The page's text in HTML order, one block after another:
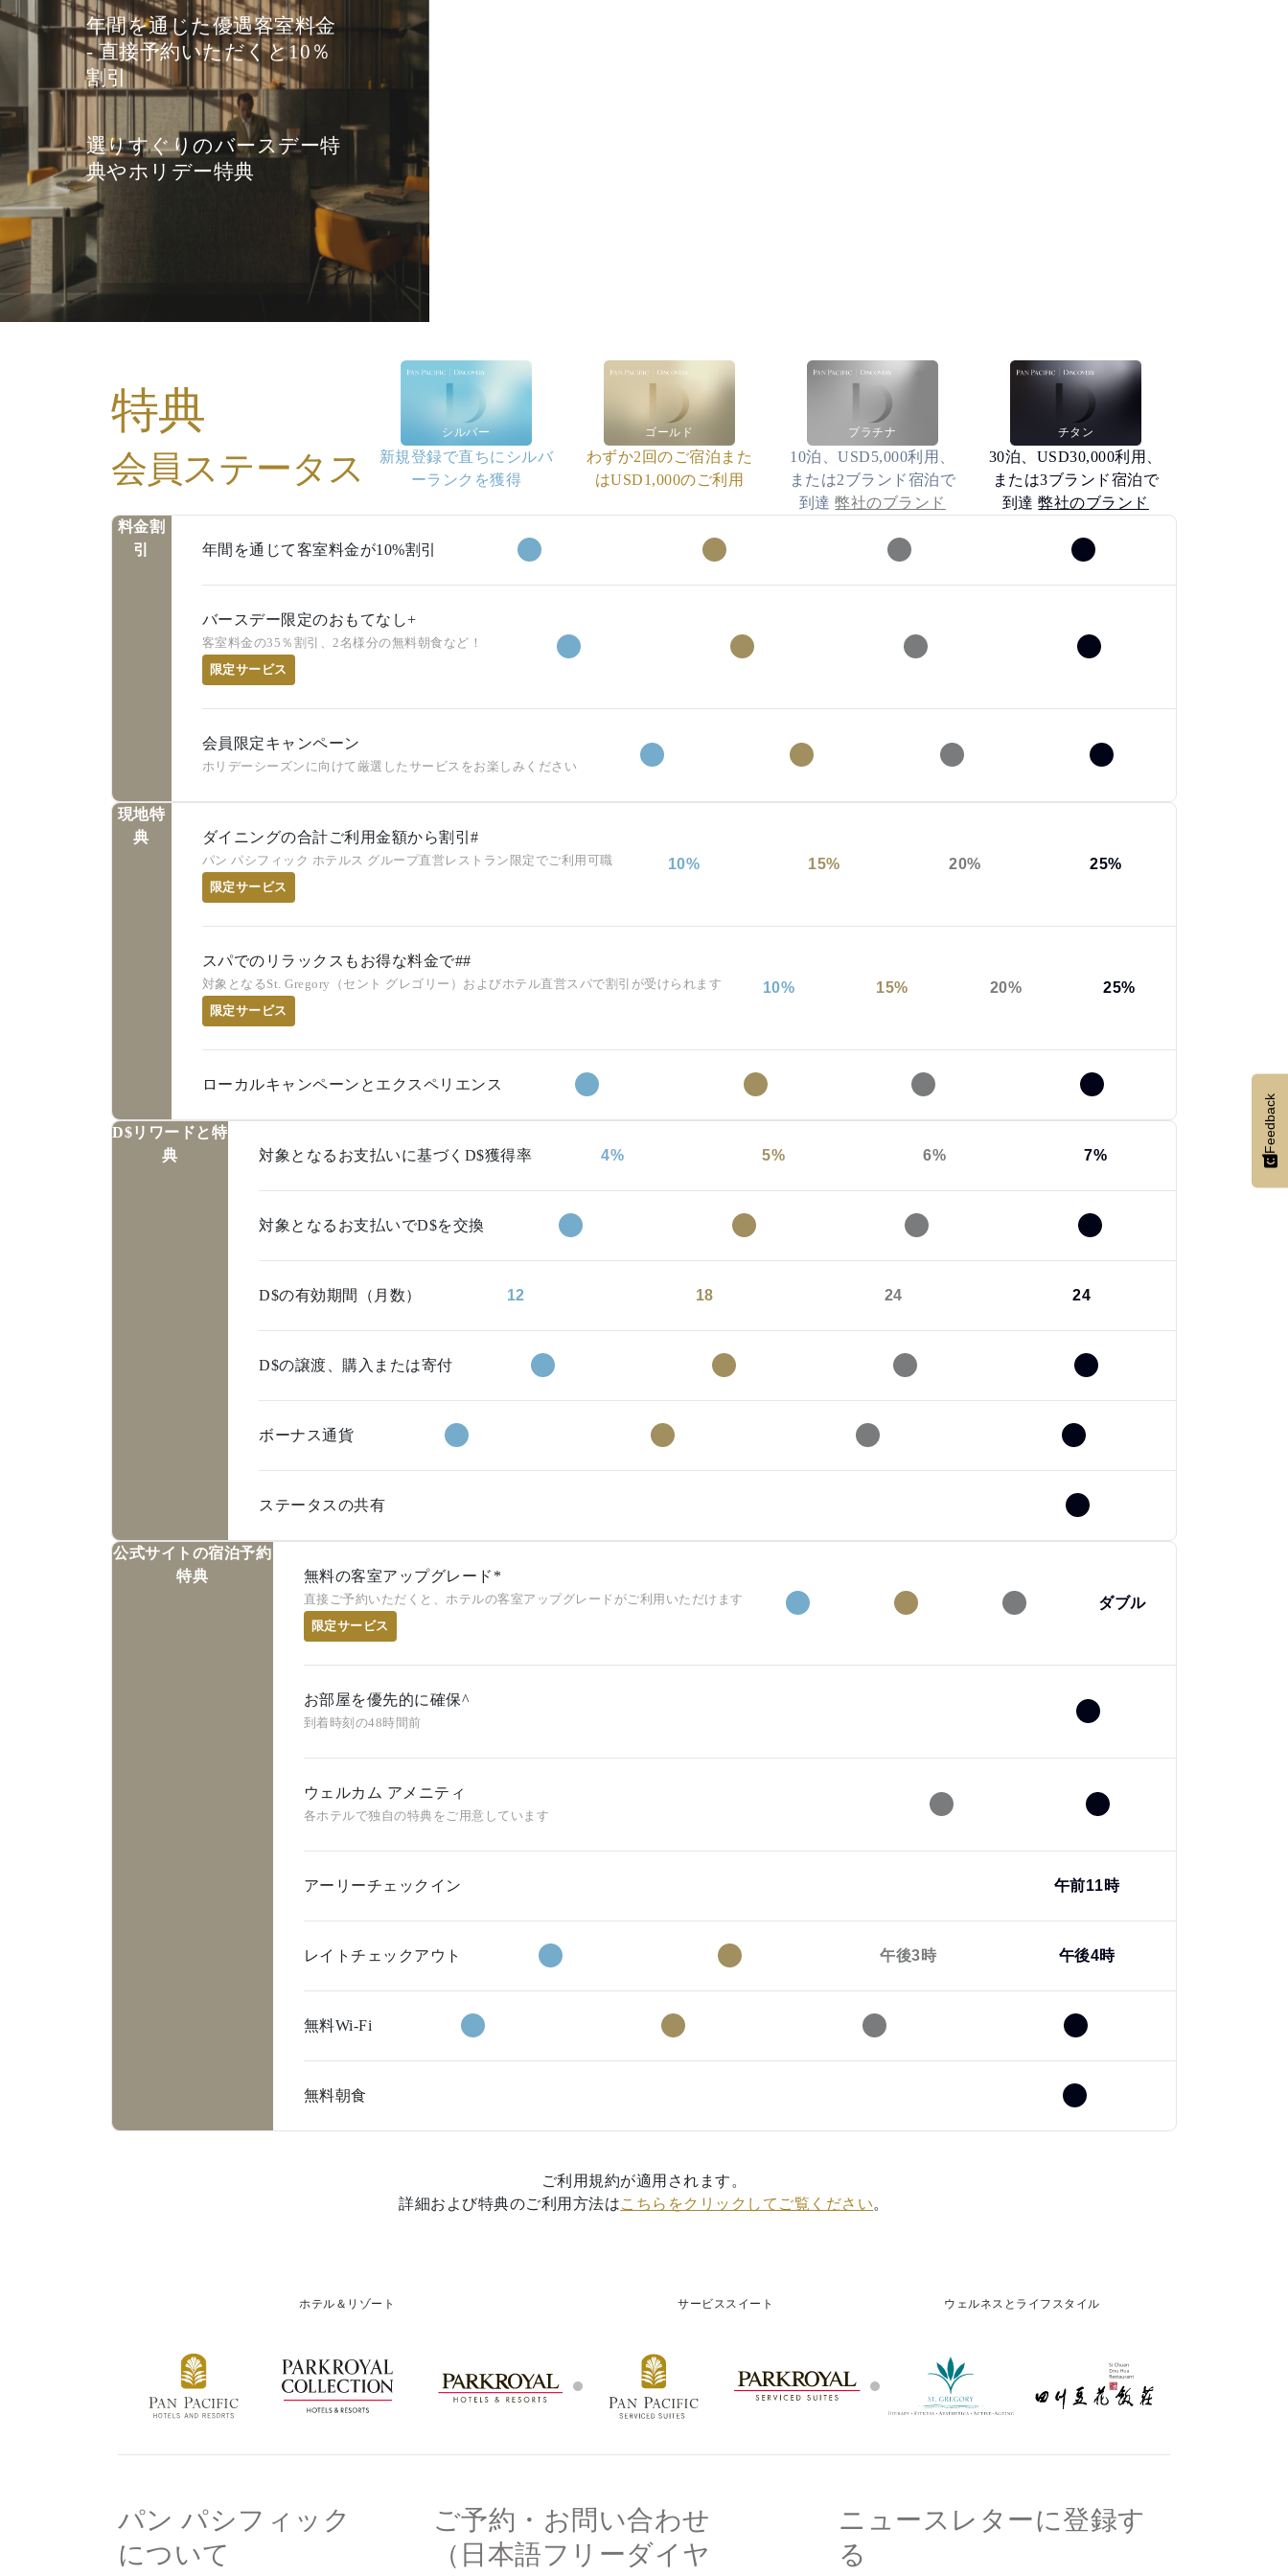
年間を通じた優遇客室料金
- 直接予約いただくと10％
割引
選りすぐりのバースデー特
典やホリデー特典
特典
会員ステータス
シルバー
新規登録で直ちにシルバ
ーランクを獲得
ゴールド
わずか2回のご宿泊また
はUSD1,000のご利用
プラチナ
10泊、USD5,000利用、
または2ブランド宿泊で
到達弊社のブランド
チタン
30泊、USD30,000利用、
または3ブランド宿泊で
到達弊社のブランド
料金割
引
年間を通じて客室料金が10%割引
バースデー限定のおもてなし+
客室料金の35％割引、2名様分の無料朝食など！
限定サービス
会員限定キャンペーン
ホリデーシーズンに向けて厳選したサービスをお楽しみください
現地特
典
ダイニングの合計ご利用金額から割引#
パン パシフィック ホテルス グループ直営レストラン限定でご利用可職
限定サービス
10% 15% 20% 25%
スパでのリラックスもお得な料金で##
対象となるSt. Gregory（セント グレゴリー）およびホテル直営スパで割引が受けられます
限定サービス
10% 15% 20% 25%
ローカルキャンペーンとエクスペリエンス
D$リワードと特
典
対象となるお支払いに基づくD$獲得率 4% 5% 6% 7%
対象となるお支払いでD$を交換
D$の有効期間（月数） 12 18 24 24
D$の譲渡、購入または寄付
ボーナス通貨
ステータスの共有
公式サイトの宿泊予約
特典
無料の客室アップグレード*
直接ご予約いただくと、ホテルの客室アップグレードがご利用いただけます
限定サービス
ダブル
お部屋を優先的に確保^
到着時刻の48時間前
ウェルカム アメニティ
各ホテルで独自の特典をご用意しています
アーリーチェックイン 午前11時
レイトチェックアウト 午後3時 午後4時
無料Wi-Fi
無料朝食
ご利用規約が適用されます。
詳細および特典のご利用方法はこちらをクリックしてご覧ください。
ホテル＆リゾート サービススイート ウェルネスとライフスタイル
パン パシフィック
について
ご予約・お問い合わせ
（日本語フリーダイヤ
ニュースレターに登録す
る
Feedback